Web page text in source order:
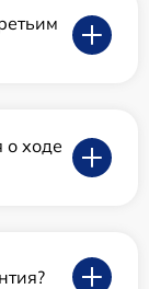
о ходе